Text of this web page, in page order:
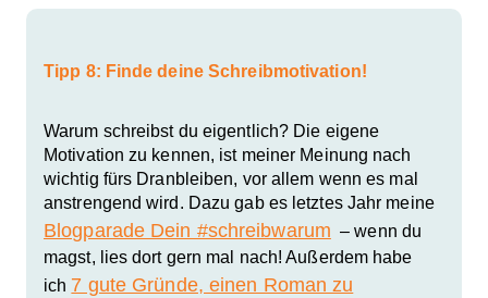
Tipp 8: Finde deine Schreibmotivation!
Warum schreibst du eigentlich? Die eigene
Motivation zu kennen, ist meiner Meinung nach
wichtig fürs Dranbleiben, vor allem wenn es mal
anstrengend wird. Dazu gab es letztes Jahr meine
Blogparade Dein #schreibwarum – wenn du
magst, lies dort gern mal nach! Außerdem habe
ich 7 gute Gründe, einen Roman zu